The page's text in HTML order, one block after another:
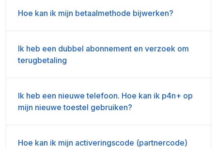
Hoe kan ik mijn betaalmethode bijwerken?
Ik heb een dubbel abonnement en verzoek om
terugbetaling
Ik heb een nieuwe telefoon. Hoe kan ik p4n+ op
mijn nieuwe toestel gebruiken?
Hoe kan ik mijn activeringscode (partnercode)